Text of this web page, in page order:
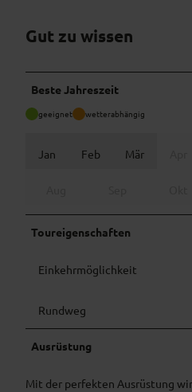
Gut zu wissen
Beste Jahreszeit
geeignet wetterabhängig
Jan Feb Mär
Toureigenschaften
Einkehrmöglichkeit
Rundweg
Ausrüstung
Mit der perfekten Ausrüstung